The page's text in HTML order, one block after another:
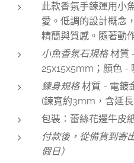
此款香氛手鍊運用小
愛。低調的設計概念
精簡與質感。隨著動
小魚香氛石規格材質
25x15x5mm；顏色 -
鍊身規格材質 - 電鍍
(鍊寬約3mm，含延
包裝：蕾絲花邊牛皮
付款後，從備貨到寄
假日）